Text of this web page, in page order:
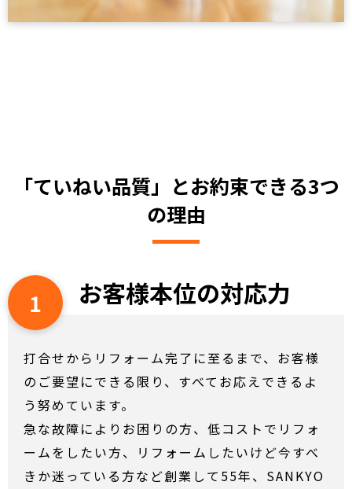
「ていねい品質」とお約束できる3つ
の理由
1 お客様本位の対応力
打合せからリフォーム完了に至るまで、お客様
のご要望にできる限り、すべてお応えできるよ
う努めています。
急な故障によりお困りの方、低コストでリフォ
ームをしたい方、リフォームしたいけど今すべ
きか迷っている方など創業して55年、SANKYO